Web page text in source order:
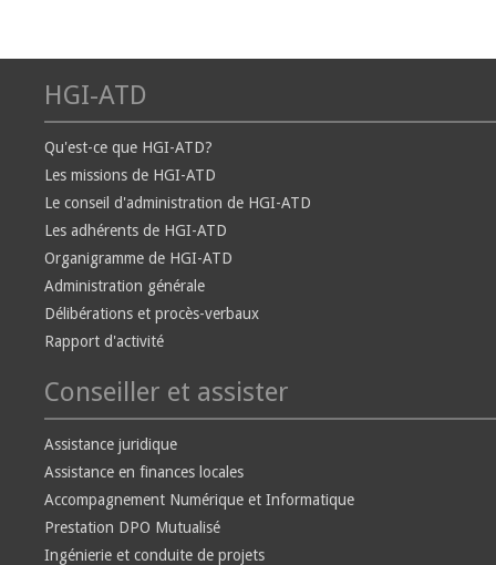
HGI-ATD
Qu'est-ce que HGI-ATD?
Les missions de HGI-ATD
Le conseil d'administration de HGI-ATD
Les adhérents de HGI-ATD
Organigramme de HGI-ATD
Administration générale
Délibérations et procès-verbaux
Rapport d'activité
Conseiller et assister
Assistance juridique
Assistance en finances locales
Accompagnement Numérique et Informatique
Prestation DPO Mutualisé
Ingénierie et conduite de projets